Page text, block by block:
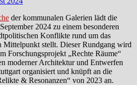
der kommunalen Galerien lädt die
2024 zu einem besonderen
Konflikte rund um das
Mittelpunkt stellt. Dieser Rundgang wird
Forschungsprojekt „Rechte Räume“
moderner Architektur und Entwerfen
organisiert und knüpft an die
& Resonanzen“ von 2023 an.